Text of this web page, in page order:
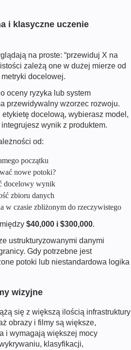
i klasyczne uczenie
na proste: “przewiduj X na
zależą one w dużej mierze od
docelowej.
oceny ryzyka lub system
przewidywalny wzorzec rozwoju.
docelową, wybierasz model,
wynik z produktem.
od:
początku
nowe potoki?
docelowy wynik
zbioru danych
w czasie zbliżonym do rzeczywistego
$40,000 i $300,000.
ustrukturyzowanymi danymi
Gdy potrzebne jest
potoki lub niestandardowa logika
wizyjne
się z większą ilością infrastruktury
obrazy i filmy są większe,
i wymagają większej mocy
klasyfikacji,